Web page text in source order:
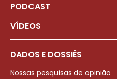
PODCAST
VÍDEOS
DADOS E DOSSIÊS
Nossas pesquisas de opinião